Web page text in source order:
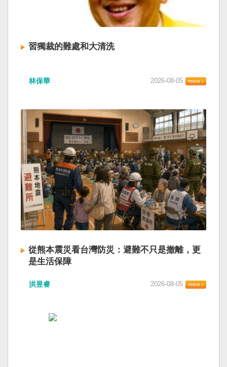
習獨裁的難處和大清洗
林保華 2026-08-05
從熊本震災看台灣防災：避難不只是撤離，更
是生活保障
洪昱睿 2026-08-05